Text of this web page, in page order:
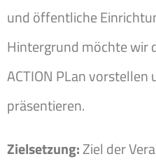
und öffentliche
Hintergrund möchte wir
ACTION PLan vorstellen
präsentieren.
Zielsetzung:Ziel der